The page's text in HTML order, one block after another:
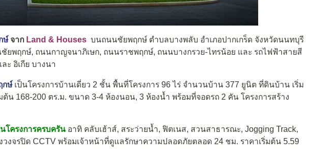
ษ์จาก Land & Houses บนถนนชัยพฤกษ์ ตำบลบางพลับ อำเภอปากเกร็ด จังหวัดนนทบุรี
ยพฤกษ์, ถนนกาญจนาภิเษก, ถนนราชพฤกษ์, ถนนบางกรวย-ไทรน้อย และ รถไฟฟ้าสายสี
ะ อิเกีย บางนา
กษ์ เป็นโครงการบ้านเดี่ยว 2 ชั้น พื้นที่โครงการ 96 ไร่ จำนวนบ้าน 377 ยูนิต ที่ดินบ้าน เริ่ม
น 168-200 ตร.ม. ขนาด 3-4 ห้องนอน, 3 ห้องน้ำ พร้อมที่จอดรถ 2 คัน โครงการสร้าง
โครงการครบครัน อาทิ คลับเฮ้าส์, สระว่ายน้ำ, ฟิตเนส, สวนสาธารณะ, Jogging Track,
วงจรปิด CCTV พร้อมเจ้าหน้าที่ดูแลรักษาความปลอดภัยตลอด 24 ชม. ราคาเริ่มต้น 5.59